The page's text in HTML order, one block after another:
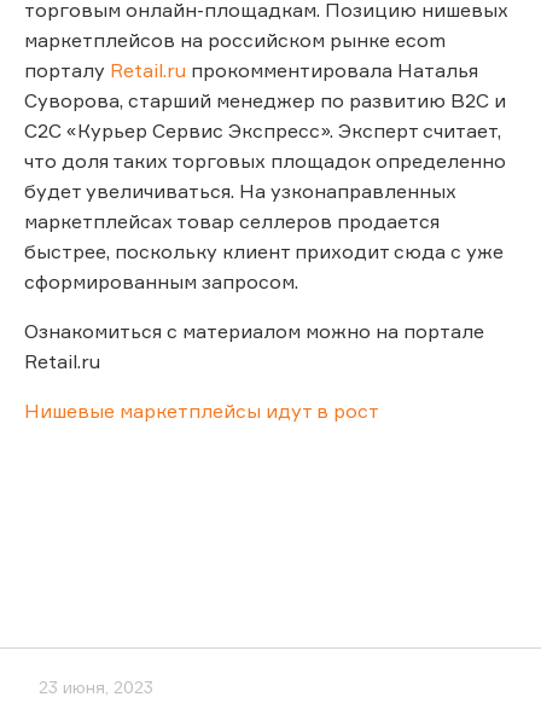
торговым онлайн-площадкам. Позицию нишевых
маркетплейсов на российском рынке ecom
порталу Retail.ru прокомментировала Наталья
Суворова, старший менеджер по развитию B2C и
С2С «Курьер Сервис Экспресс». Эксперт считает,
что доля таких торговых площадок определенно
будет увеличиваться. На узконаправленных
маркетплейсах товар селлеров продается
быстрее, поскольку клиент приходит сюда с уже
сформированным запросом.
Ознакомиться с материалом можно на портале
Retail.ru
Нишевые маркетплейсы идут в рост
23 июня, 2023